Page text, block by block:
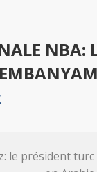
NBA:
le président